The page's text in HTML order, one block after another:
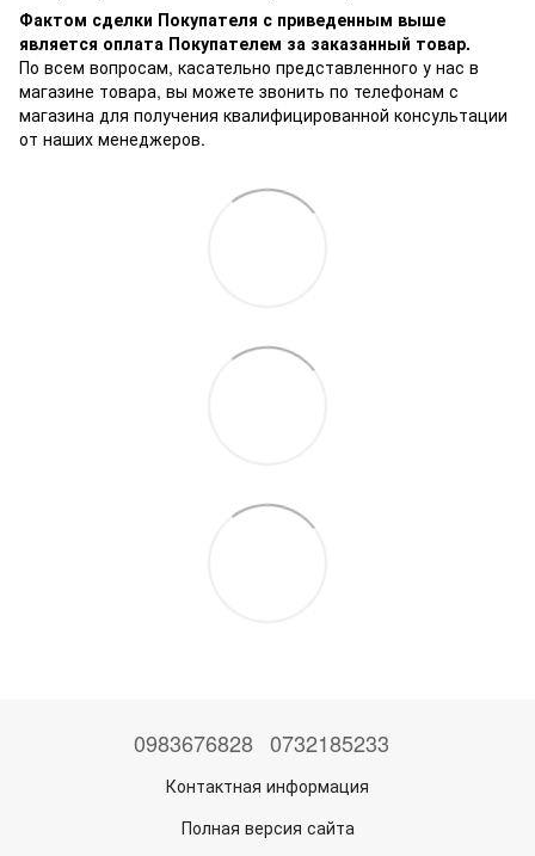
Фактом сделки Покупателя с приведенным выше
является оплата Покупателем за заказанный товар.
По всем вопросам, касательно представленного у нас в
магазине товара, вы можете звонить по телефонам с
магазина для получения квалифицированной консультации
от наших менеджеров.
0983676828 0732185233
Контактная информация
Полная версия сайта